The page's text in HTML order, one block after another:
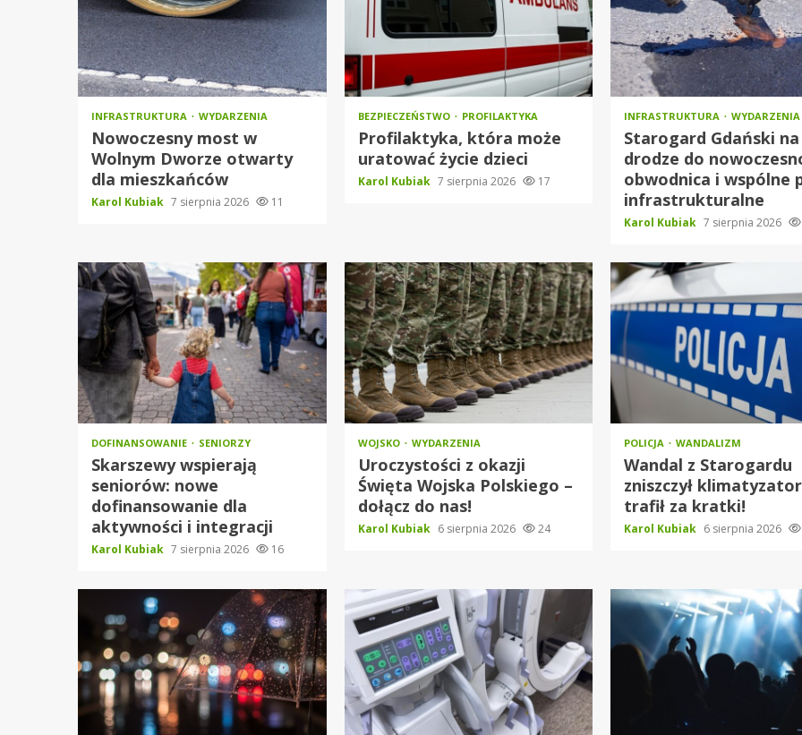
INFRASTRUKTURA WYDARZENIA
Nowoczesny most w
Wolnym Dworze otwarty
dla mieszkańców
Karol Kubiak 7 sierpnia 2026 11
BEZPIECZEŃSTWO PROFILAKTYKA
Profilaktyka, która może
uratować życie dzieci
Karol Kubiak 7 sierpnia 2026 17
INFRASTRUKTURA WYDARZENIA
Starogard Gdański na
drodze do
obwodnica i wspólne
infrastrukturalne
Karol Kubiak 7 sierpnia 2026
DOFINANSOWANIE SENIORZY
Skarszewy wspierają
seniorów: nowe
dofinansowanie dla
aktywności i integracji
Karol Kubiak 7 sierpnia 2026 16
WOJSKO WYDARZENIA
Uroczystości z okazji
Święta Wojska Polskiego –
dołącz do nas!
Karol Kubiak 6 sierpnia 2026 24
POLICJA WANDALIZM
Wandal z Starogardu
zniszczył
trafił za kratki!
Karol Kubiak 6 sierpnia 2026